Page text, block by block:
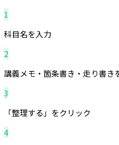
1
科目名を入力
2
講義メモ・箇条書き・走り書き
3
「整理する」をクリック
4